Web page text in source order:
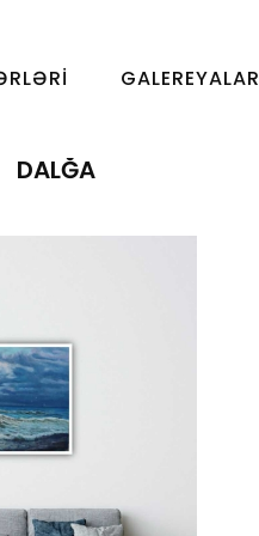
GALEREYALAR
DALĞA